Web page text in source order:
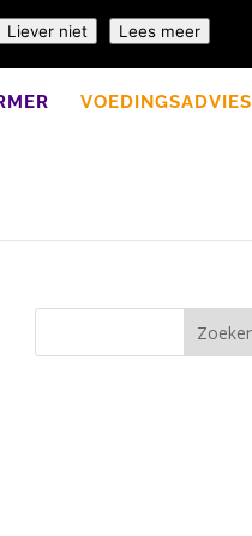
VOEDINGSADVIES
Liever niet Lees meer